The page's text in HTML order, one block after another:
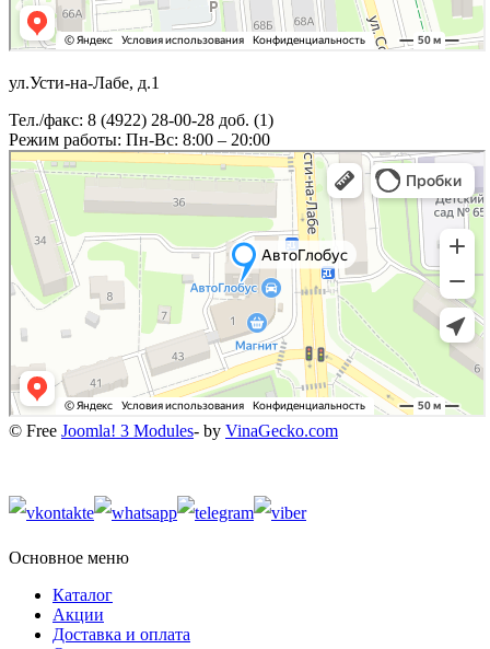
ул.Усти-на-Лабе, д.1
Тел./факс: 8 (4922) 28-00-28 доб. (1)
Режим работы: Пн-Вс: 8:00 – 20:00
© Free Joomla! 3 Modules- by VinaGecko.com
Основное меню
Каталог
Акции
Доставка и оплата